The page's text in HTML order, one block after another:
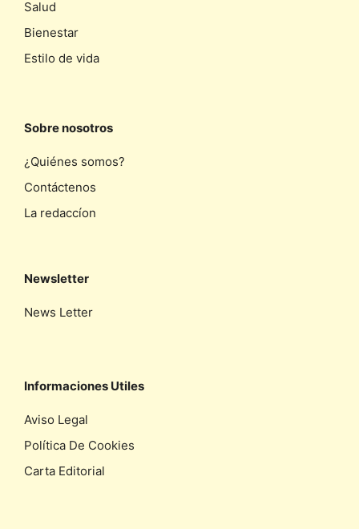
Salud
Bienestar
Estilo de vida
Sobre nosotros
¿Quiénes somos?
Contáctenos
La redaccíon
Newsletter
News Letter
Informaciones Utiles
Aviso Legal
Política De Cookies
Carta Editorial